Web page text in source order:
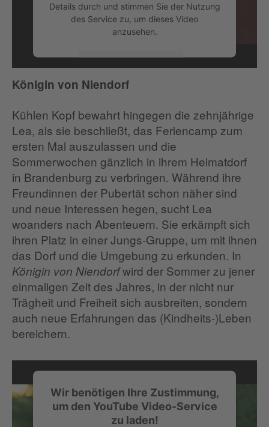
Details durch und stimmen Sie der Nutzung
des Service zu, um dieses Video
anzusehen.
Königin von Niendorf
Kühlen Kopf bewahrt hingegen die zehnjährige
Lea, als sie beschließt, das Feriencamp zum
ersten Mal auszulassen und die
Sommerwochen gänzlich in ihrem Heimatdorf
in Brandenburg zu verbringen. Während ihre
Freundinnen der Pubertät schon näher sind
und neue Interessen hegen, sucht Lea
woanders nach Abenteuern. Sie erkämpft sich
ihren Platz in einer Jungs-Gruppe, um mit ihnen
das Dorf und die Umgebung zu erkunden. In
Königin von Niendorfwird der Sommer zu jener
einmaligen Zeit des Jahres, in der nicht nur
Trägheit und Freiheit sich ausbreiten, sondern
auch neue Erfahrungen das (Kindheits-)Leben
bereichern.
Wir benötigen Ihre Zustimmung,
um den YouTube Video-Service
zu laden!